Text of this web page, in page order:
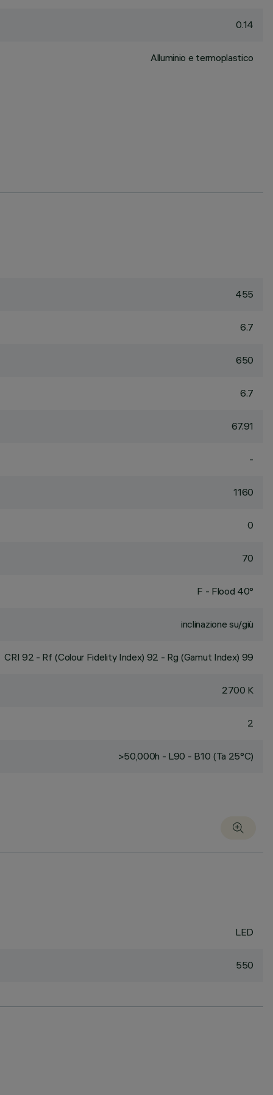
0.14
Alluminio e termoplastico
455
6.7
650
6.7
67.91
-
1160
0
70
F - Flood 40°
inclinazione su/giù
CRI 92 - Rf (Colour Fidelity Index) 92 - Rg (Gamut Index) 99
2700 K
2
>50,000h - L90 - B10 (Ta 25°C)
LED
550